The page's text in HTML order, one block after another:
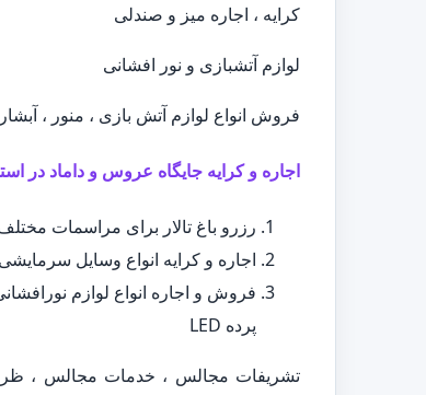
کرایه ، اجاره میز و صندلی
لوازم آتشبازی و نور افشانی
فروش انواع لوازم آتش بازی ، منور ،
اجاره و کرایه جایگاه عروس و داماد در
رزرو باغ تالار برای مراسمات
اجاره و کرایه انواع وسایل
فروش و اجاره انواع لوازم
پرده LED
تشریفات مجالس ، خدمات مجالس ،